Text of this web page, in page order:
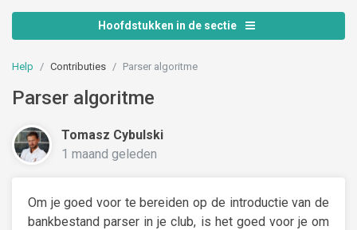
Hoofdstukken in de sectie
Help Contributies Parser algoritme
Parser algoritme
Tomasz Cybulski
1 maand geleden
Om je goed voor te bereiden op de introductie van de
bankbestand parser in je club, is het goed voor je om